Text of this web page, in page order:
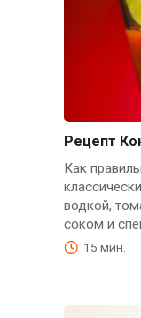
Рецепт
Как
водкой,
соком и
15 мин.